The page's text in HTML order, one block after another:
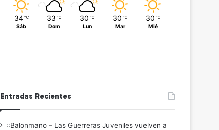
34 ℃
Sáb
33 ℃
Dom
30 ℃
Lun
30 ℃
Mar
30 ℃
Mié
Entradas Recientes
::Balonmano – Las Guerreras Juveniles vuelven a